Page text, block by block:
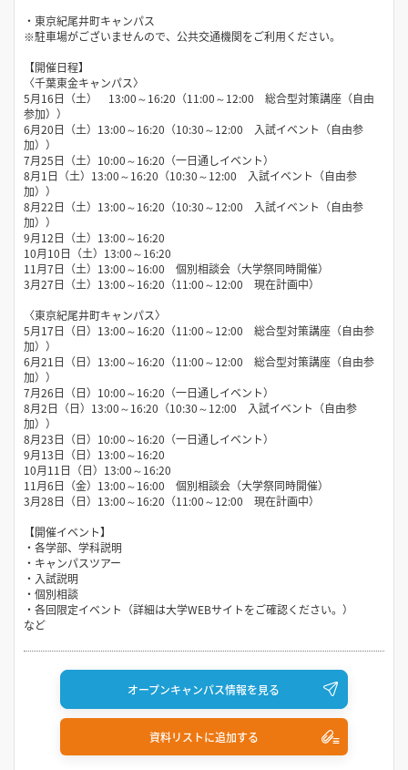
・東京紀尾井町キャンパス
※駐車場がございませんので、公共交通機関をご利用ください。
【開催日程】
〈千葉東金キャンパス〉
5月16日（土） 13:00～16:20（11:00～12:00 総合型対策講座（自由
参加））
6月20日（土）13:00～16:20（10:30～12:00 入試イベント（自由参
加））
7月25日（土）10:00～16:20（一日通しイベント）
8月1日（土）13:00～16:20（10:30～12:00 入試イベント（自由参
加））
8月22日（土）13:00～16:20（10:30～12:00 入試イベント（自由参
加））
9月12日（土）13:00～16:20
10月10日（土）13:00～16:20
11月7日（土）13:00～16:00 個別相談会（大学祭同時開催）
3月27日（土）13:00～16:20（11:00～12:00 現在計画中）
〈東京紀尾井町キャンパス〉
5月17日（日）13:00～16:20（11:00～12:00 総合型対策講座（自由参
加））
6月21日（日）13:00～16:20（11:00～12:00 総合型対策講座（自由参
加））
7月26日（日）10:00～16:20（一日通しイベント）
8月2日（日）13:00～16:20（10:30～12:00 入試イベント（自由参
加））
8月23日（日）10:00～16:20（一日通しイベント）
9月13日（日）13:00～16:20
10月11日（日）13:00～16:20
11月6日（金）13:00～16:00 個別相談会（大学祭同時開催）
3月28日（日）13:00～16:20（11:00～12:00 現在計画中）
【開催イベント】
・各学部、学科説明
・キャンパスツアー
・入試説明
・個別相談
・各回限定イベント（詳細は大学WEBサイトをご確認ください。）
など
オープンキャンパス情報を見る
資料リストに追加する